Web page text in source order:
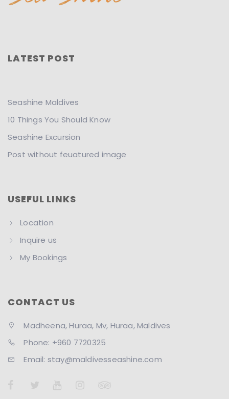
LATEST POST
Seashine Maldives
10 Things You Should Know
Seashine Excursion
Post without feuatured image
USEFUL LINKS
Location
Inquire us
My Bookings
CONTACT US
Madheena, Huraa, Mv, Huraa, Maldives
Phone: +960 7720325
Email: stay@maldivesseashine.com